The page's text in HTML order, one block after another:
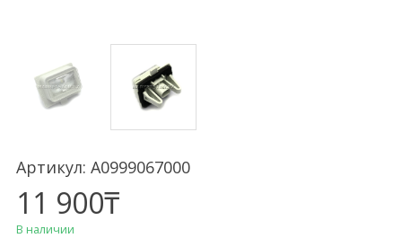
Артикул: A0999067000
11 900₸
В наличии